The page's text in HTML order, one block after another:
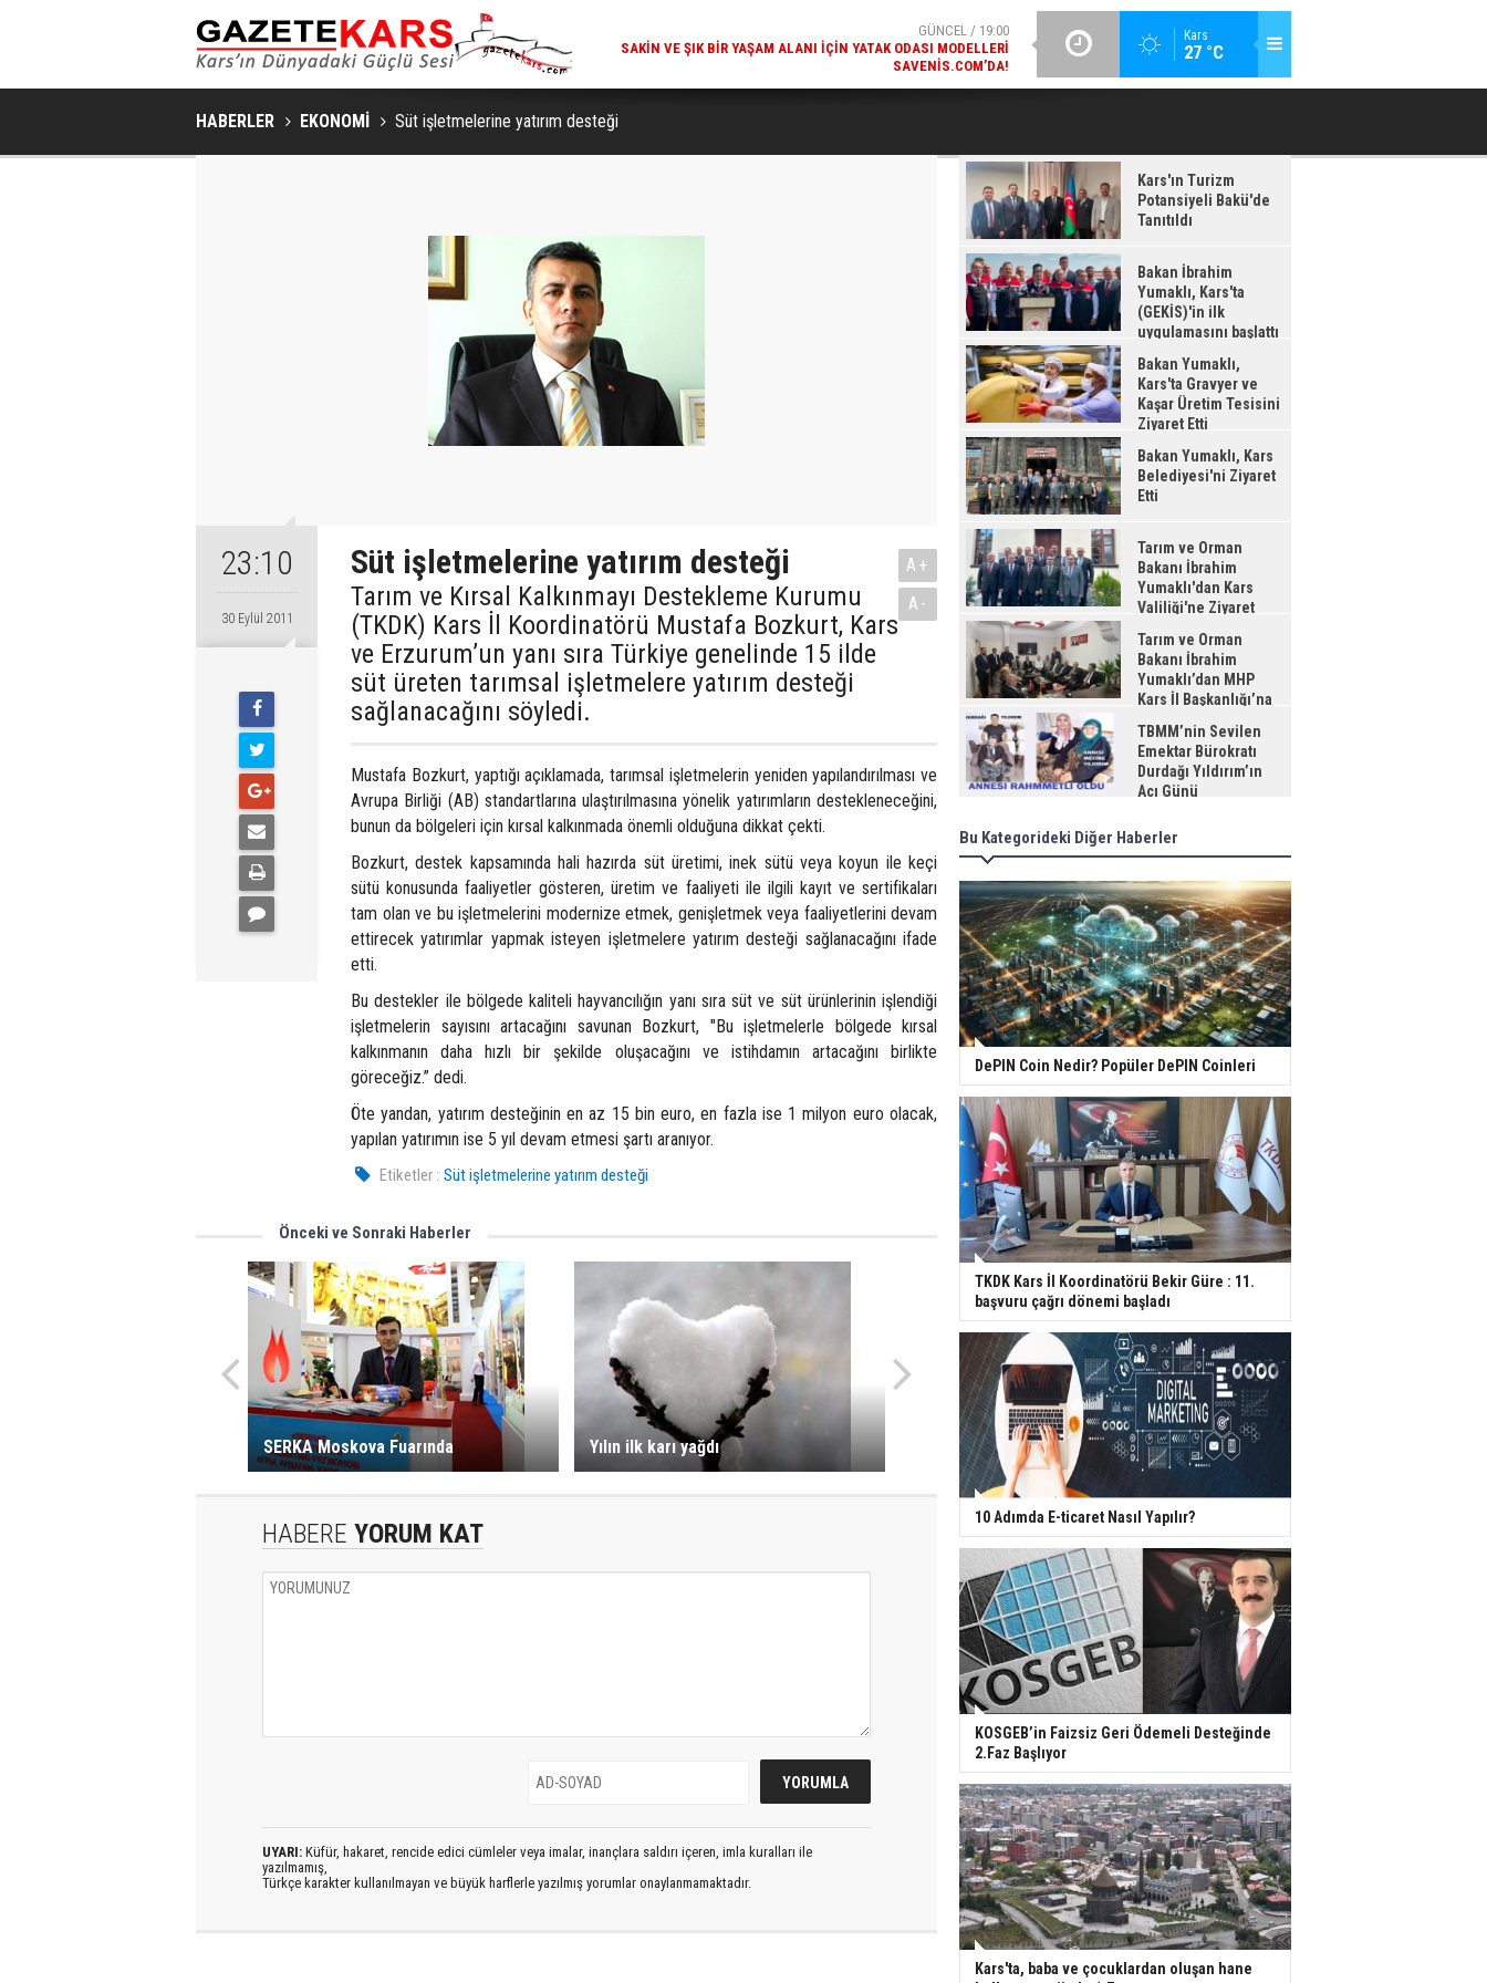
Kars
27 °C
GÜNCEL / 18:38
KARS'IN TURIZM POTANSIYELI BAKÜ'DE TANITILDI
BAKAN İBRAHIM YUMAKLI, KARS'TA (GEKİS)'IN ILK
HABERLER EKONOMİ Süt işletmelerine yatırım desteği
23:10
30 Eylül 2011
Süt işletmelerine yatırım desteği
Tarım ve Kırsal Kalkınmayı Destekleme Kurumu
(TKDK) Kars İl Koordinatörü Mustafa Bozkurt, Kars
ve Erzurum’un yanı sıra Türkiye genelinde 15 ilde
süt üreten tarımsal işletmelere yatırım desteği
sağlanacağını söyledi.
A+
A-
Mustafa Bozkurt, yaptığı açıklamada, tarımsal işletmelerin yeniden yapılandırılması ve
Avrupa Birliği (AB) standartlarına ulaştırılmasına yönelik yatırımların destekleneceğini,
bunun da bölgeleri için kırsal kalkınmada önemli olduğuna dikkat çekti.
Bozkurt, destek kapsamında hali hazırda süt üretimi, inek sütü veya koyun ile keçi
sütü konusunda faaliyetler gösteren, üretim ve faaliyeti ile ilgili kayıt ve sertifikaları
tam olan ve bu işletmelerini modernize etmek, genişletmek veya faaliyetlerini devam
ettirecek yatırımlar yapmak isteyen işletmelere yatırım desteği sağlanacağını ifade
etti.
Bu destekler ile bölgede kaliteli hayvancılığın yanı sıra süt ve süt ürünlerinin işlendiği
işletmelerin sayısını artacağını savunan Bozkurt, "Bu işletmelerle bölgede kırsal
kalkınmanın daha hızlı bir şekilde oluşacağını ve istihdamın artacağını birlikte
göreceğiz.” dedi.
Öte yandan, yatırım desteğinin en az 15 bin euro, en fazla ise 1 milyon euro olacak,
yapılan yatırımın ise 5 yıl devam etmesi şartı aranıyor.
Etiketler : Süt işletmelerine yatırım desteği
Önceki ve Sonraki Haberler
SERKA Moskova Fuarında Yılın ilk karı yağdı
HABERE YORUM KAT
UYARI: Küfür, hakaret, rencide edici cümleler veya imalar, inançlara saldırı içeren, imla kuralları ile
yazılmamış,
Türkçe karakter kullanılmayan ve büyük harflerle yazılmış yorumlar onaylanmamaktadır.
Kars'ın Turizm
Potansiyeli Bakü'de
Tanıtıldı
Bakan İbrahim
Yumaklı, Kars'ta
(GEKİS)'in ilk
uygulamasını başlattı
Bakan Yumaklı,
Kars'ta Gravyer ve
Kaşar Üretim Tesisini
Ziyaret Etti
Bakan Yumaklı, Kars
Belediyesi'ni Ziyaret
Etti
Tarım ve Orman
Bakanı İbrahim
Yumaklı'dan Kars
Valiliği'ne Ziyaret
Tarım ve Orman
Bakanı İbrahim
Yumaklı’dan MHP
Kars İl Başkanlığı’na
Ziyaret
TBMM’nin Sevilen
Emektar Bürokratı
Durdağı Yıldırım’ın
Acı Günü
Bu Kategorideki Diğer Haberler
DePIN Coin Nedir? Popüler DePIN Coinleri
TKDK Kars İl Koordinatörü Bekir Güre : 11.
başvuru çağrı dönemi başladı
10 Adımda E-ticaret Nasıl Yapılır?
KOSGEB’in Faizsiz Geri Ödemeli Desteğinde
2.Faz Başlıyor
Kars'ta, baba ve çocuklardan oluşan hane